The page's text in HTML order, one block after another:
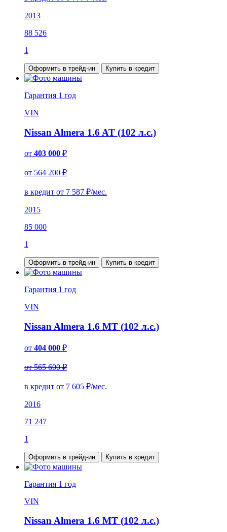
2013
88 526
1
Оформить в трейд-ин Купить в кредит
Гарантия 1 год
VIN
Nissan Almera 1.6 AT (102 л.с.)
от 403 000 ₽
от 564 200 ₽
в кредит от 7 587 ₽/мес.
2015
85 000
1
Оформить в трейд-ин Купить в кредит
Гарантия 1 год
VIN
Nissan Almera 1.6 MT (102 л.с.)
от 404 000 ₽
от 565 600 ₽
в кредит от 7 605 ₽/мес.
2016
71 247
1
Оформить в трейд-ин Купить в кредит
Гарантия 1 год
VIN
Nissan Almera 1.6 MT (102 л.с.)